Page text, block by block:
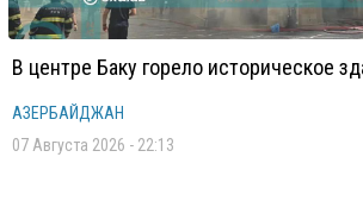
В центре Баку горело историческое
АЗЕРБАЙДЖАН
07 Августа 2026 - 22:13